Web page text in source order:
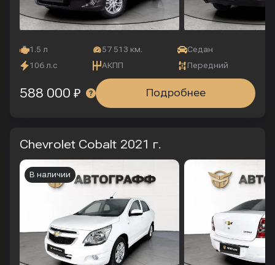
1.5 л 57 513 км.
Седан
106 л.с
АКПП Передний
Подробнее
588 000 ₽
Chevrolet Cobalt 2021 г.
В наличии